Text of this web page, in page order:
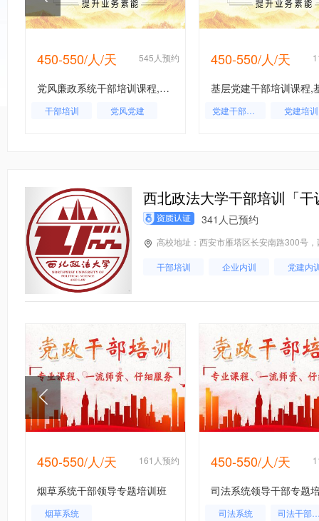
450-550/人/天 545人预约
党风廉政系统干部培训课程,党风廉政系统干部培训,党风廉政系统工作人员培训
干部培训 党风党建
450-550/人/天
党建干部培训
党建培训
西北政法大学干部培训「干
341人已预约
高校地址：西安市雁塔区长安南路300号
干部培训 企业内训 党建内
450-550/人/天 161人预约
烟草系统干部领导专题培训班
烟草系统
450-550/人/天
司法系统领导干部专题
司法系统
司法干